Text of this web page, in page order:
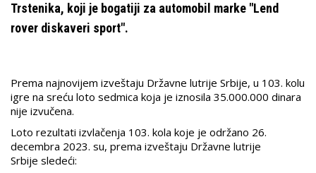
Trstenika, koji je bogatiji za automobil marke "Lend
rover diskaveri sport".
Prema najnovijem izveštaju Državne lutrije Srbije, u 103. kolu
igre na sreću loto sedmica koja je iznosila 35.000.000 dinara
nije izvučena.
Loto rezultati izvlačenja 103. kola koje je održano 26.
decembra 2023. su, prema izveštaju Državne lutrije
Srbije sledeći: